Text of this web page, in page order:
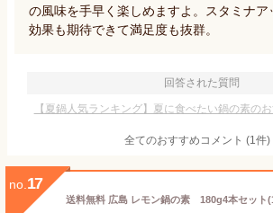
の風味を手早く楽しめますよ。スタミナア
効果も期待できて満足度も抜群。
回答された質問
【夏鍋人気ランキング】夏に食べたい鍋の素の
全てのおすすめコメント (1件)
no. 17